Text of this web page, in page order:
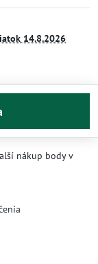
14.8.2026
nákup body v